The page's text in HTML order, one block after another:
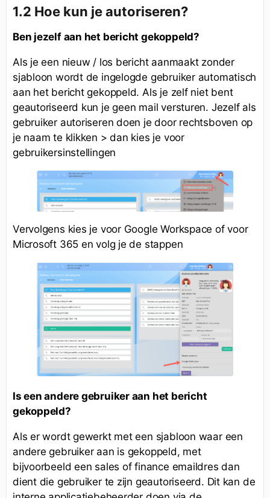
1.2 Hoe kun je autoriseren?
Ben jezelf aan het bericht gekoppeld?
Als je een nieuw / los bericht aanmaakt zonder
sjabloon wordt de ingelogde gebruiker automatisch
aan het bericht gekoppeld. Als je zelf niet bent
geautoriseerd kun je geen mail versturen. Jezelf als
gebruiker autoriseren doen je door rechtsboven op
je naam te klikken > dan kies je voor
gebruikersinstellingen
Vervolgens kies je voor Google Workspace of voor
Microsoft 365 en volg je de stappen
Is een andere gebruiker aan het bericht
gekoppeld?
Als er wordt gewerkt met een sjabloon waar een
andere gebruiker aan is gekoppeld, met
bijvoorbeeld een sales of finance emaildres dan
dient die gebruiker te zijn geautoriseerd. Dit kan de